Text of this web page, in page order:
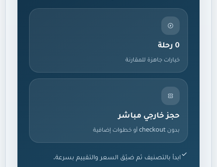
0 رحلة
خيارات جاهزة للمقارنة
حجز خارجي مباشر
بدون checkout أو خطوات إضافية
ابدأ بالتصنيف ثم ضيّق السعر والتقييم بسرعة.